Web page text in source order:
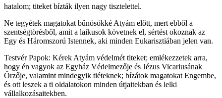
hatalom; titeket bízták ilyen nagy tisztelettel.
Ne tegyétek magatokat bűnösökké Atyám előtt, mert ebből a
szentségtörésből, amit a laikusok követnek el, sértést okoznak az
Egy és Háromszorú Istennek, aki minden Eukarisztiában jelen van.
Testvér Papok: Kérek Atyám védelmét titeket; emlékezzetek arra,
hogy én vagyok az Egyház Védelmezője és Jézus Vicariusának
Őrzője, valamint mindegyik tiéteknek; bízátok magatokat Engembe,
és ott leszek a ti oldalatokon minden útjaitekban és lelki
vállalkozásaitekben.